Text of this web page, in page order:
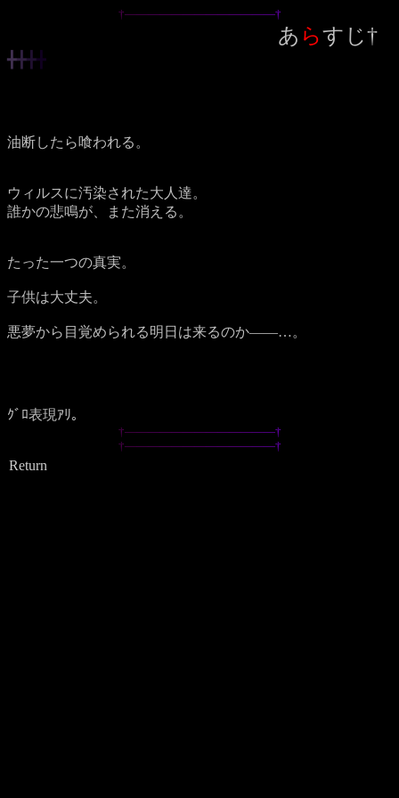
†―――――――――――――†
あ らすじ†
╋╋╋╋
油断したら喰われる。
ウィルスに汚染された大人達。
誰かの悲鳴が、また消える。
たった一つの真実。
子供は大丈夫。
悪夢から目覚められる明日は来るのか――…。
ｸﾞﾛ表現ｱﾘ。
†―――――――――――――†
†―――――――――――――†
Return